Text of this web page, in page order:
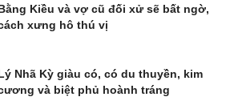
Kiều và vợ cũ đối xử sẽ bất ngờ,
xưng hô thú vị
Nhã Kỳ giàu có, có du thuyền, kim
và biệt phủ hoành tráng